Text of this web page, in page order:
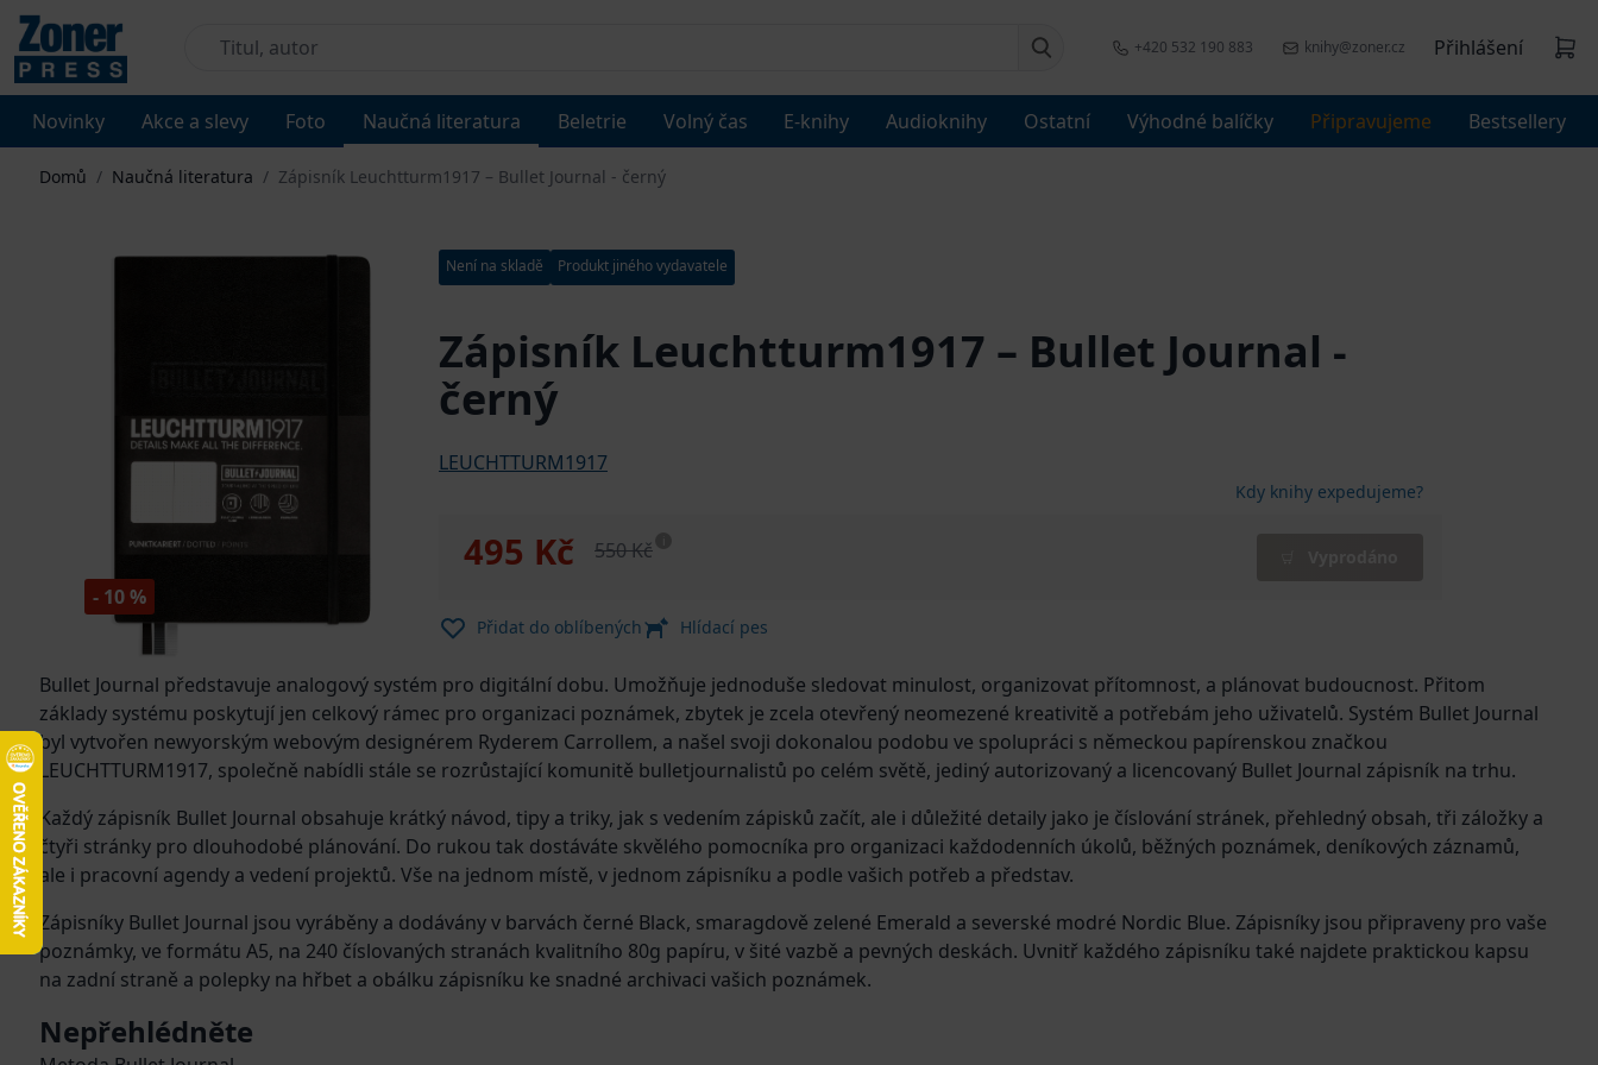
+420 532 190 883 knihy@zoner.cz Přihlášení
Novinky Akce a slevy Foto Naučná literatura Beletrie Volný čas E-knihy Audioknihy Ostatní Výhodné balíčky Připravujeme Bestsellery
Domů / Naučná literatura / Zápisník Leuchtturm1917 – Bullet Journal - černý
- 10 %
Není na skladě Produkt jiného vydavatele
Zápisník Leuchtturm1917 – Bullet Journal -
černý
LEUCHTTURM1917
Kdy knihy expedujeme?
495 Kč 550 Kč
Přidat do oblíbených Hlídací pes
Bullet Journal představuje analogový systém pro digitální dobu. Umožňuje jednoduše sledovat minulost, organizovat přítomnost, a plánovat budoucnost. Přitom
základy systému poskytují jen celkový rámec pro organizaci poznámek, zbytek je zcela otevřený neomezené kreativitě a potřebám jeho uživatelů. Systém Bullet Journal
byl vytvořen newyorským webovým designérem Ryderem Carrollem, a našel svoji dokonalou podobu ve spolupráci s německou papírenskou značkou
LEUCHTTURM1917, společně nabídli stále se rozrůstající komunitě bulletjournalistů po celém světě, jediný autorizovaný a licencovaný Bullet Journal zápisník na trhu.
Každý zápisník Bullet Journal obsahuje krátký návod, tipy a triky, jak s vedením zápisků začít, ale i důležité detaily jako je číslování stránek, přehledný obsah, tři záložky a
čtyři stránky pro dlouhodobé plánování. Do rukou tak dostáváte skvělého pomocníka pro organizaci každodenních úkolů, běžných poznámek, deníkových záznamů,
ale i pracovní agendy a vedení projektů. Vše na jednom místě, v jednom zápisníku a podle vašich potřeb a představ.
Zápisníky Bullet Journal jsou vyráběny a dodávány v barvách černé Black, smaragdově zelené Emerald a severské modré Nordic Blue. Zápisníky jsou připraveny pro vaše
poznámky, ve formátu A5, na 240 číslovaných stranách kvalitního 80g papíru, v šité vazbě a pevných deskách. Uvnitř každého zápisníku také najdete praktickou kapsu
na zadní straně a polepky na hřbet a obálku zápisníku ke snadné archivaci vašich poznámek.
Nepřehlédněte